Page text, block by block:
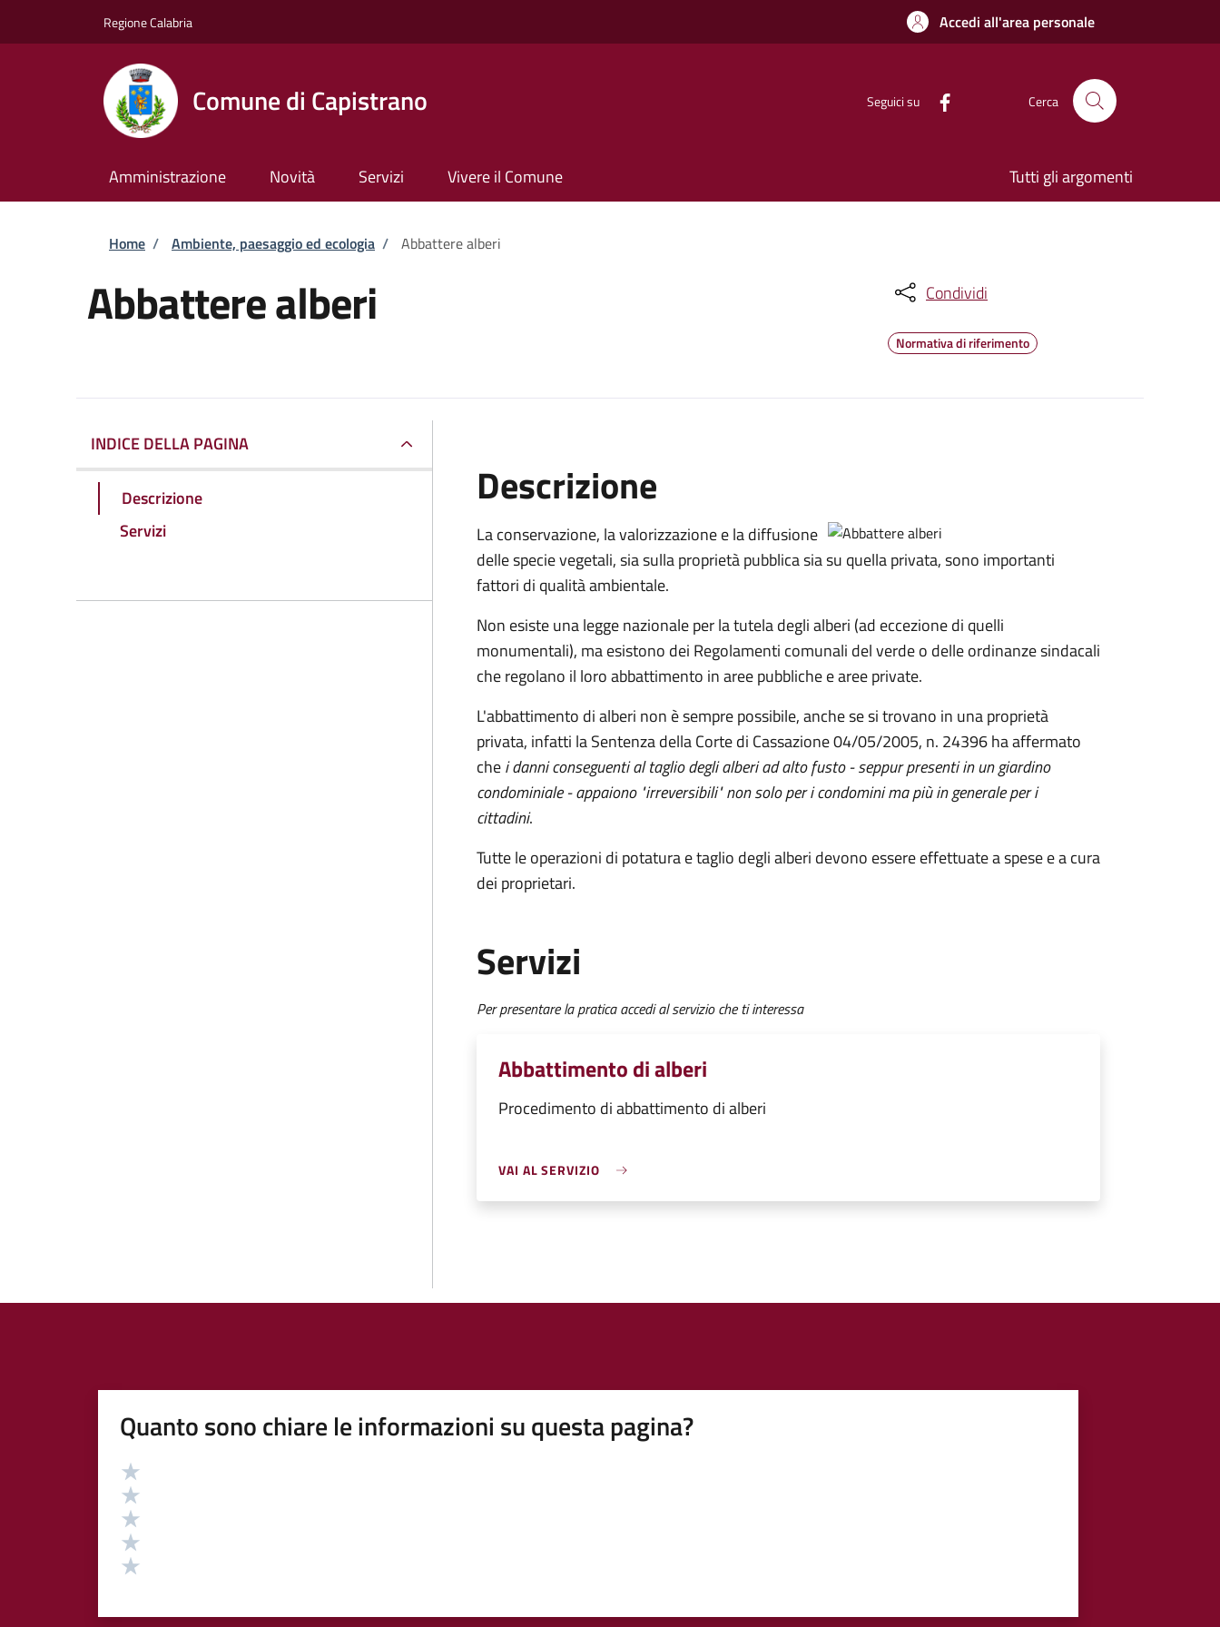
Regione Calabria Accedi all'area personale
Comune di Capistrano Seguici su Cerca
Amministrazione Novità Servizi Vivere il Comune Tutti gli argomenti
Briciole di pane
Home / Ambiente, paesaggio ed ecologia / Abbattere alberi
Abbattere alberi Condividi
Normativa di riferimento
INDICE DELLA PAGINA
Descrizione
Servizi
Descrizione
La conservazione, la valorizzazione e la diffusione
delle specie vegetali, sia sulla proprietà pubblica sia su quella privata, sono importanti
fattori di qualità ambientale.
Non esiste una legge nazionale per la tutela degli alberi (ad eccezione di quelli
monumentali), ma esistono dei Regolamenti comunali del verde o delle ordinanze sindacali
che regolano il loro abbattimento in aree pubbliche e aree private.
L'abbattimento di alberi non è sempre possibile, anche se si trovano in una proprietà
privata, infatti la Sentenza della Corte di Cassazione 04/05/2005, n. 24396 ha affermato
chei danni conseguenti al taglio degli alberi ad alto fusto - seppur presenti in un giardino
condominiale - appaiono "irreversibili" non solo per i condomini ma più in generale per i
cittadini.
Tutte le operazioni di potatura e taglio degli alberi devono essere effettuate a spese e a cura
dei proprietari.
Servizi
Per presentare la pratica accedi al servizio che ti interessa
Abbattimento di alberi
Procedimento di abbattimento di alberi
VAI AL SERVIZIO
Quanto sono chiare le informazioni su questa pagina?
Valutazione